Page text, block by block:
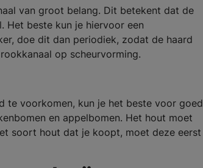
van groot belang. Dit betekent dat de
Het beste kun je hiervoor een
doe dit dan periodiek, zodat de haard
op scheurvorming.
te voorkomen, kun je het beste voor goed
en appelbomen. Het hout moet
soort hout dat je koopt, moet deze eerst